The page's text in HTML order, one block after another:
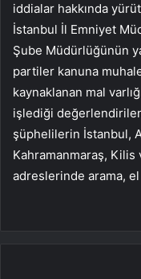
iddialar hakkında
İstanbul İl Emniyet
Şube Müdürlüğünün
partiler kanuna
kaynaklanan mal
işlediği
şüphelilerin İstanbul,
Kahramanmaraş,
adreslerinde arama,